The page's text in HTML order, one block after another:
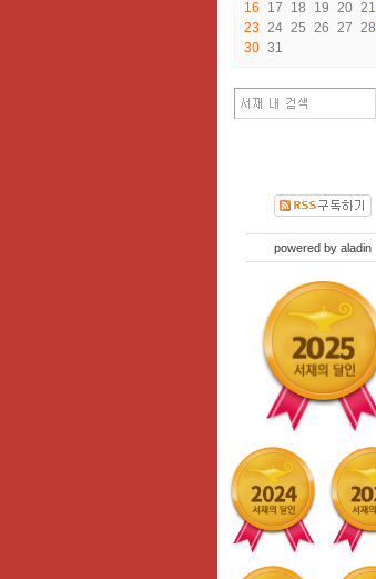
16
17 18 19 20 21
23 24 25 26 27 28
30 31
powered by aladin